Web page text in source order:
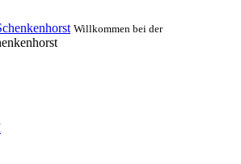
Willkommen bei der